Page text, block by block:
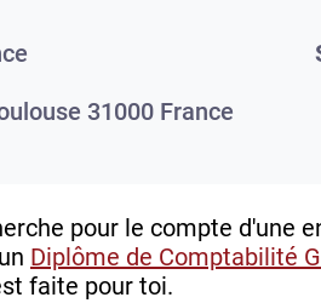
31000 France
pour le compte d'une
Diplôme de Comptabilité
faite pour toi.